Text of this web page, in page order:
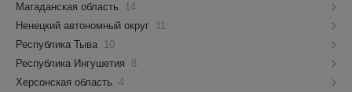
Магаданская область
14
Ненецкий автономный округ 11
Республика Тыва 10
Республика Ингушетия
8
Херсонская область 4